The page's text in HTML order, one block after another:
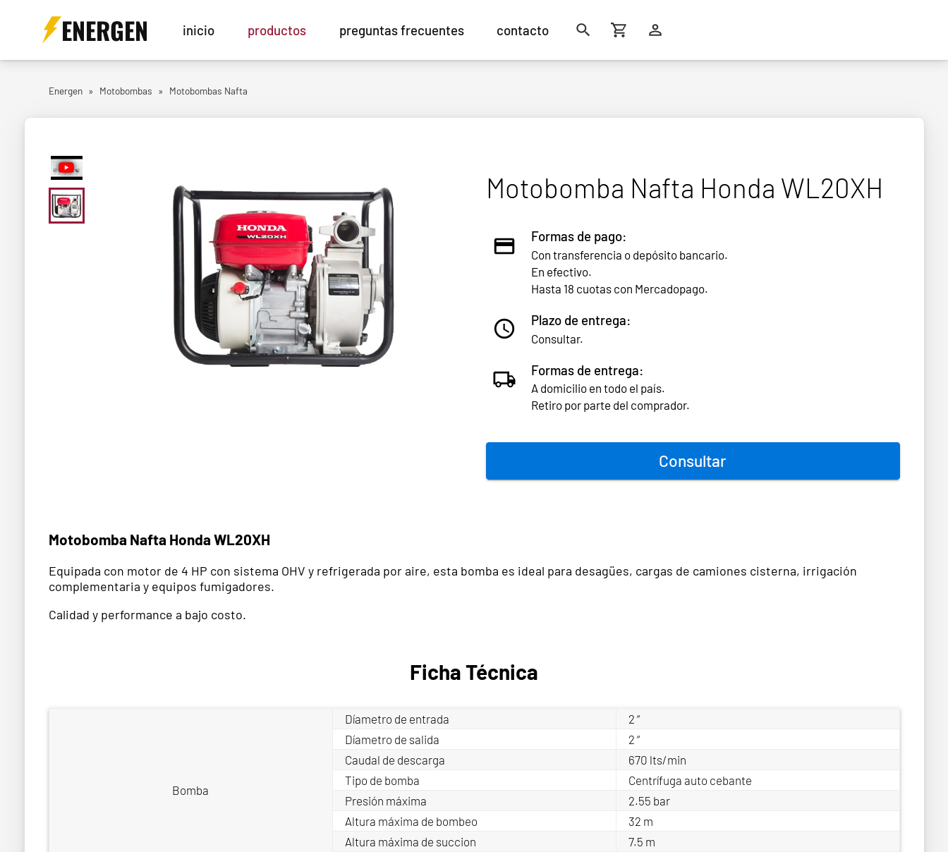
ENERGEN inicio productos preguntas frecuentes contacto
Energen » Motobombas » Motobombas Nafta
Motobomba Nafta Honda WL20XH
Formas de pago:
Con transferencia o depósito bancario.
En efectivo.
Hasta 18 cuotas con Mercadopago.
Plazo de entrega:
Consultar.
Formas de entrega:
A domicilio en todo el país.
Retiro por parte del comprador.
Consultar
Motobomba Nafta Honda WL20XH
Equipada con motor de 4 HP con sistema OHV y refrigerada por aire, esta bomba es ideal para desagües, cargas de camiones cisterna, irrigación
complementaria y equipos fumigadores.
Calidad y performance a bajo costo.
Ficha Técnica
Bomba
Díametro de entrada
2 “
Díametro de salida
2 “
Caudal de descarga
670 lts/min
Tipo de bomba
Centrífuga auto cebante
Presión máxima
2.55 bar
Altura máxima de bombeo
32 m
Altura máxima de succion
7.5 m